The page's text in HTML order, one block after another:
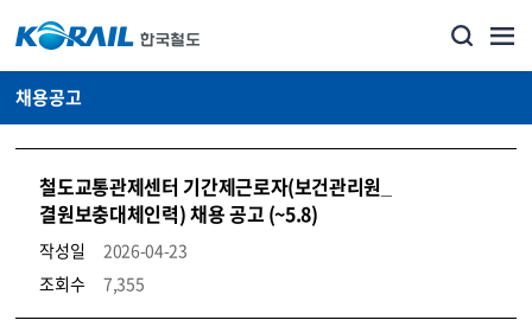
채용공고
철도교통관제센터 기간제근로자(보건관리원_
결원보충대체인력) 채용 공고 (~5.8)
작성일
2026-04-23
조회수
7,355
코레일소개_경영공시_채용공고 상세보기 – 내용, 파일, 담당자 연락처로 구성